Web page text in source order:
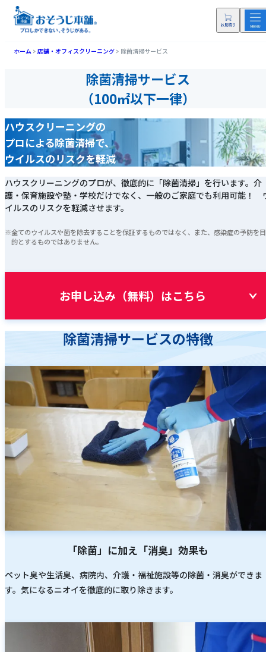
ホーム 店舗・オフィスクリーニング 除菌清掃サービス
除菌清掃サービス
（100㎡以下一律）
ハウスクリーニングの
プロによる除菌清掃で、
ウイルスのリスクを軽減
ハウスクリーニングのプロが、徹底的に「除菌清掃」を行います。介
護・保育施設や塾・学校だけでなく、一般のご家庭でも利用可能！
イルスのリスクを軽減させます。
全てのウイルスや菌を除去することを保証するものではなく、また、感染症の予防を目
的とするものではありません。
お申し込み（無料）はこちら
除菌清掃サービスの特徴
「除菌」に加え「消臭」効果も
ペット臭や生活臭、病院内、介護・福祉施設等の除菌・消臭ができま
す。気になるニオイを徹底的に取り除きます。